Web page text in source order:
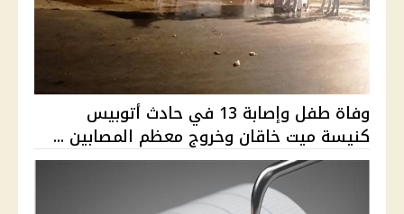
وفاة طفل وإصابة 13 في حادث أتوبيس
كنيسة ميت خاقان وخروج معظم المصابين ...